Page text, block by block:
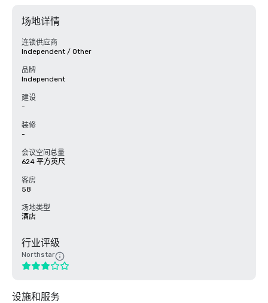
场地详情
连锁供应商
Independent / Other
品牌
Independent
建设
-
装修
-
会议空间总量
624 平方英尺
客房
58
场地类型
酒店
行业评级
Northstar
设施和服务